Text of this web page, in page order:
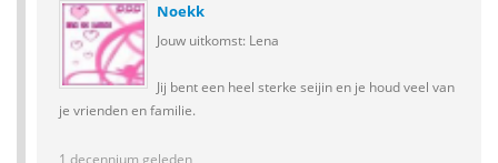
Noekk
Jouw uitkomst: Lena
Jij bent een heel sterke seijin en je houd veel van
je vrienden en familie.
1 decennium geleden